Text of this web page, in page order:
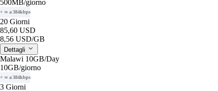
500MB/giorno
+ ∞ a 384kbps
20 Giorni
85,60 USD
8,56 USD/GB
Dettagli
Malawi 10GB/Day
10GB/giorno
+ ∞ a 384kbps
3 Giorni